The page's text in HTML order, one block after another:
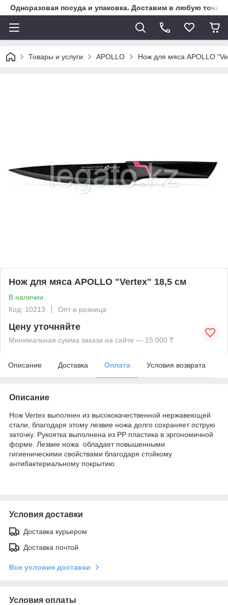
Одноразовая посуда и упаковка. Доставим в любую точку
Товары и услуги APOLLO Нож для мяса APOLLO
Нож для мяса APOLLO "Vertex" 18,5 см
В наличии
Код: 10213
Опт и розница
Цену уточняйте
Минимальная сумма заказа на сайте — 15 000 ₸
Описание Доставка Оплата Условия возврата
Описание
Нож Vertex выполнен из высококачественной нержавеющей
стали, благодаря этому лезвие ножа долго сохраняет острую
заточку. Рукоятка выполнена из РР пластика в эргономичной
форме. Лезвие ножа обладает повышенными
гигиеническими свойствами благодаря стойкому
антибактериальному покрытию
Условия доставки
Доставка курьером
Доставка почтой
Все условия доставки
Условия оплаты